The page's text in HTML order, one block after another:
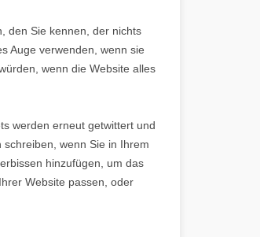
den Sie kennen, der nichts
Auge verwenden, wenn sie
wenn die Website alles
werden erneut getwittert und
wenn Sie in Ihrem
hinzufügen, um das
Website passen, oder